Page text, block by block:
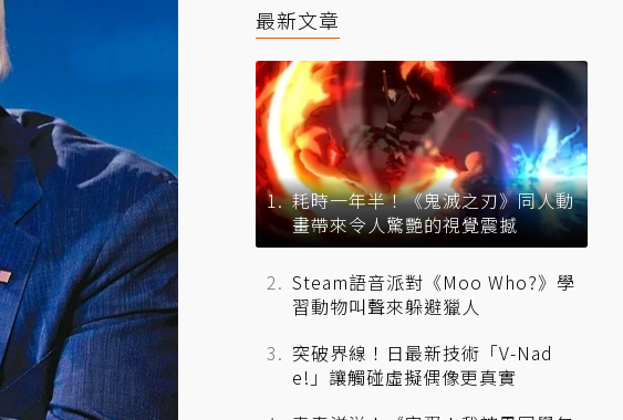
最新文章
耗時一年半！《鬼滅之刃》同人動
畫帶來令人驚艷的視覺震撼
Steam語音派對《Moo Who?》學
習動物叫聲來躲避獵人
突破界線！日最新技術「V-Nad
e!」讓觸碰虛擬偶像更真實